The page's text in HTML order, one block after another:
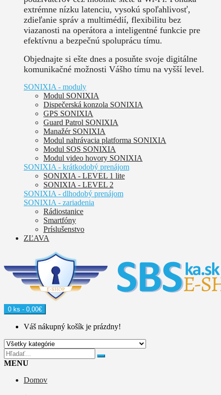
extrémne nízku latenciu, vysokú spoľahlivosť,
zdieľanie správ a multimédií, flexibilitu bez
viazanosti na operátora a inteligentné funkcie pre
efektívnu a bezpečnú spoluprácu tímu.
Objednajte si ešte dnes a posuňte svoje digitálne
komunikačné možnosti Vášho tímu na vyšší level.
SONIXIA - moduly
Modul SONIXIA
Dispečerská konzola SONIXIA
GPS SONIXIA
Guard Patrol SONIXIA
Manažér SONIXIA
Modul nahrávacia platforma SONIXIA
Modul SOS SONIXIA
Modul video hovory SONIXIA
SONIXIA - krátkodobý prenájom
SONIXIA - LEVEL 1 lite
SONIXIA - LEVEL 2
SONIXIA - dlhodobý prenájom
SONIXIA - zariadenia
Rádiostanice
Smartfóny
Príslušenstvo
ZĽAVA
0 ks - 0,00€
Váš nákupný košík je prázdny!
MENU
Domov